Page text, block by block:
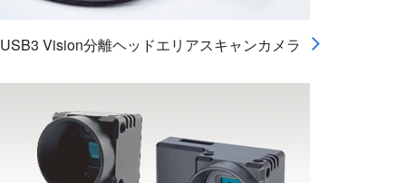
USB3 Vision分離ヘッドエリアスキャンカメラ